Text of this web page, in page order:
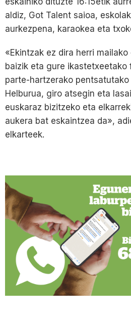
aldiz, Got Talent saioa,
aurkezpena, karaokea eta
«Ekintzak ez dira herri
baizik eta gure ikastetxeetako
parte-hartzerako
Helburua, giro atsegin eta
euskaraz bizitzeko eta
aukera bat eskaintzea da»,
elkarteek.